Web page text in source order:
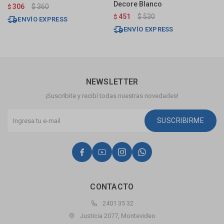
$ 306 $360
ENVÍO EXPRESS
Decore Blanco
$ 451 $530
ENVÍO EXPRESS
CONTACTO
2401 35 32
Justicia 2077, Montevideo
NEWSLETTER
¡Suscribite y recibí todas nuestras novedades!
SUSCRIBIRME
   